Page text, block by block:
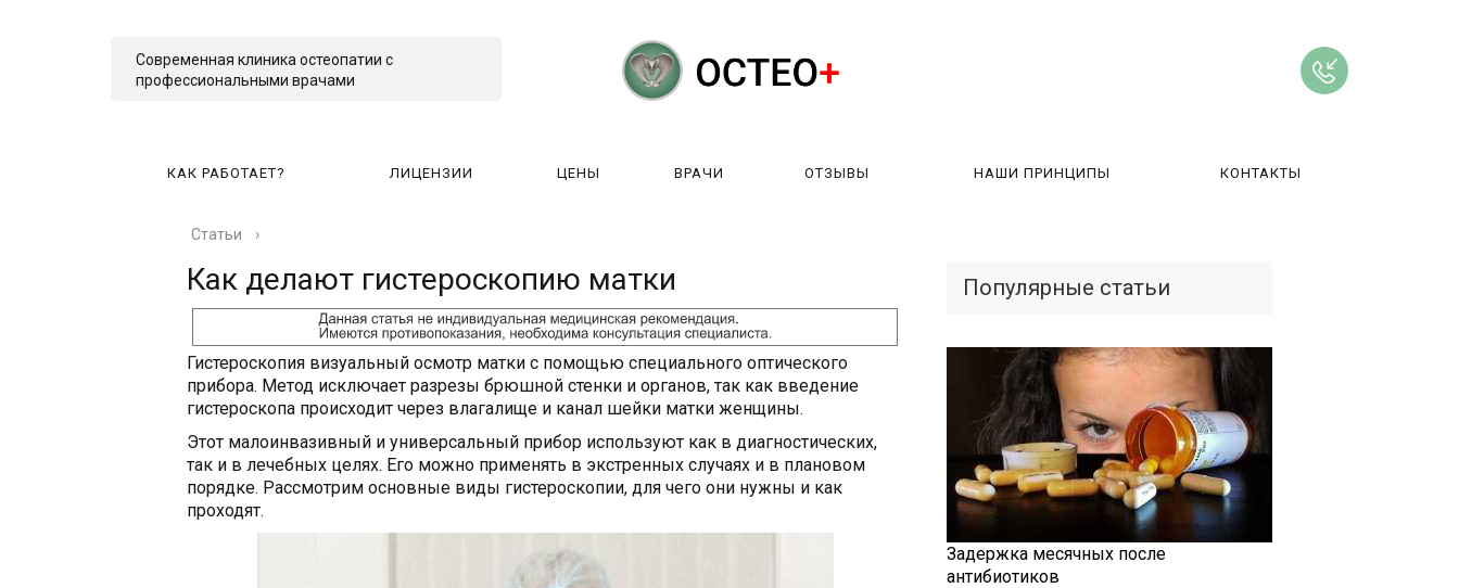
Современная клиника остеопатии с
профессиональными врачами
КАК РАБОТАЕТ? ЛИЦЕНЗИИ ЦЕНЫ ВРАЧИ ОТЗЫВЫ НАШИ ПРИНЦИПЫ КОНТАКТЫ
Статьи ›
Как делают гистероскопию матки
Гистероскопия визуальный осмотр матки с помощью специального оптического
прибора. Метод исключает разрезы брюшной стенки и органов, так как введение
гистероскопа происходит через влагалище и канал шейки матки женщины.
Этот малоинвазивный и универсальный прибор используют как в диагностических,
так и в лечебных целях. Его можно применять в экстренных случаях и в плановом
порядке. Рассмотрим основные виды гистероскопии, для чего они нужны и как
проходят.
Популярные статьи
Задержка месячных после
антибиотиков